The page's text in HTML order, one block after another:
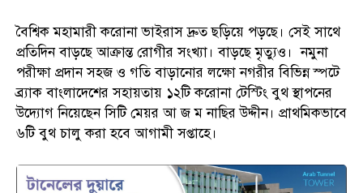
বৈশ্বিক মহামারী করোনা ভাইরাস দ্রুত ছড়িয়ে পড়ছে। সেই সাথে
প্রতিদিন বাড়ছে আক্রান্ত রোগীর সংখ্যা। বাড়ছে মৃত্যুও। নমুনা
পরীক্ষা প্রদান সহজ ও গতি বাড়ানোর লক্ষো নগরীর বিভিন্ন স্পটে
ব্র্যাক বাংলাদেশের সহায়তায় ১২টি করোনা টেস্টিং বুথ স্থাপনের
উদ্যোগ নিয়েছেন সিটি মেয়র আ জ ম নাছির উদ্দীন। প্রাথমিকভাবে
৬টি বুথ চালু করা হবে আগামী সপ্তাহে।